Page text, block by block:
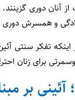
آنان دوری
و همسرش دوری
اینکه تفکر سنتی
برای زنان
آئینی بر